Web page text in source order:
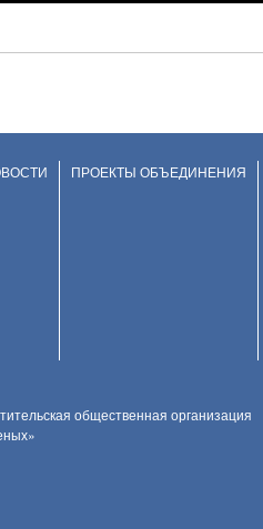
ПРОЕКТЫ ОБЪЕДИНЕНИЯ
общественная организация